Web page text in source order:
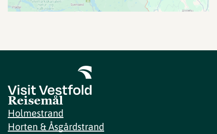
Reisemål
Holmestrand
Horten & Åsgårdstrand